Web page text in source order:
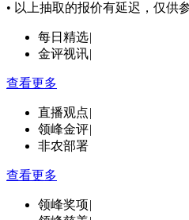
• 以上抽取的报价有延迟，仅供
每日精选|
金评视讯|
查看更多
直播观点|
领峰金评|
非农部署
查看更多
领峰奖项|